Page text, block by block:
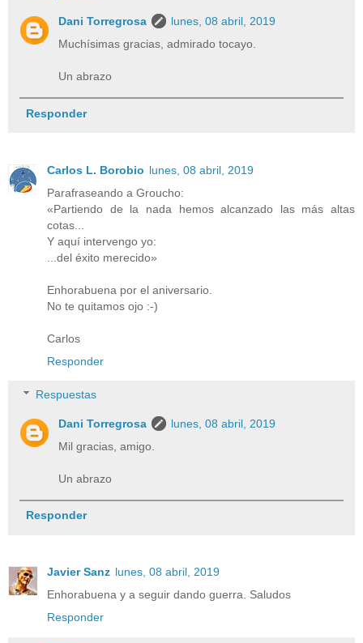
Dani Torregrosa
lunes, 08 abril, 2019
Muchísimas gracias, admirado tocayo.
Un abrazo
Responder
Carlos L. Borobio lunes, 08 abril, 2019
Parafraseando a Groucho:
«Partiendo de la nada hemos alcanzado las más altas
cotas...
Y aquí intervengo yo:
...del éxito merecido»
Enhorabuena por el aniversario.
No te quitamos ojo :-)
Carlos
Responder
Respuestas
Dani Torregrosa
lunes, 08 abril, 2019
Mil gracias, amigo.
Un abrazo
Responder
Javier Sanz lunes, 08 abril, 2019
Enhorabuena y a seguir dando guerra. Saludos
Responder